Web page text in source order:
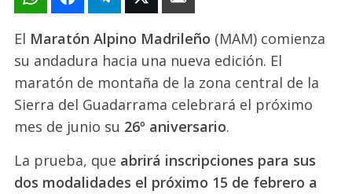
El Maratón Alpino Madrileño (MAM) comienza
su andadura hacia una nueva edición. El
maratón de montaña de la zona central de la
Sierra del Guadarrama celebrará el próximo
mes de junio su 26º aniversario.
La prueba, que abrirá inscripciones para sus
dos modalidades el próximo 15 de febrero a